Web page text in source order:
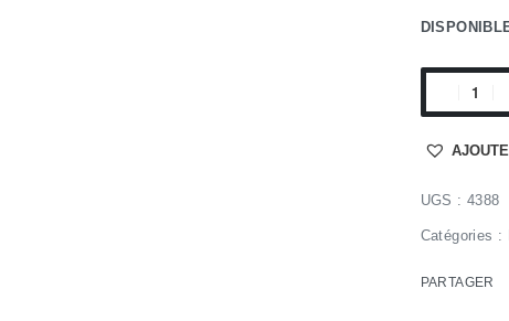
4388
Catégories :
PARTAGER